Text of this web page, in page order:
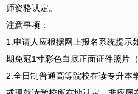
师资格认定。
注意事项：
1.申请人应根据网上报名系统提示
期免冠1寸彩色白底正面证件照片
2.全日制普通高等院校在读专升本